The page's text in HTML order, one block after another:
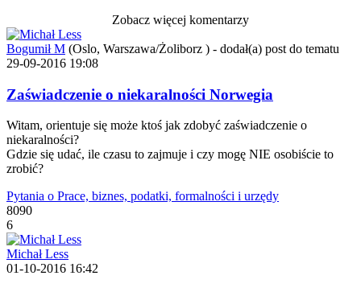
Zobacz więcej komentarzy
Bogumił M (Oslo, Warszawa/Żoliborz ) - dodał(a) post do tematu
29-09-2016 19:08
Zaświadczenie o niekaralności Norwegia
Witam, orientuje się może ktoś jak zdobyć zaświadczenie o
niekaralności?
Gdzie się udać, ile czasu to zajmuje i czy mogę NIE osobiście to
zrobić?
Pytania o Prace, biznes, podatki, formalności i urzędy
8090
6
Michał Less
01-10-2016 16:42